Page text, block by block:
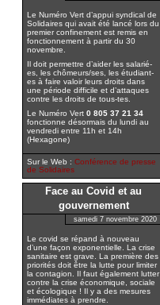
Le Numéro Vert d’appui syndical de
Solidaires qui avait été lancé lors du
premier confinement est remis en
fonctionnement à partir du 30
novembre.
Il doit permettre d’aider les salarié-
es, les chômeurs/ses, les étudiant-
es à faire valoir leurs droits dans
une période difficile et d’attaques
contre les droits de tous-tes.
Le Numéro Vert 0 805 37 21 34
fonctionne désormais du lundi au
vendredi entre 11h et 14h
(Hexagone)
Sur le Web : Conférence de presse
de Solidaires
Face au Covid et au
gouvernement
samedi 7 novembre 2020
Le covid se répand à nouveau
d’une façon exponentielle. La crise
sanitaire est grave. La première des
priorités doit être la lutte pour limiter
la contagion. Il faut également lutter
contre la crise économique, sociale
et écologique ! Il y a des mesures
immédiates à prendre.